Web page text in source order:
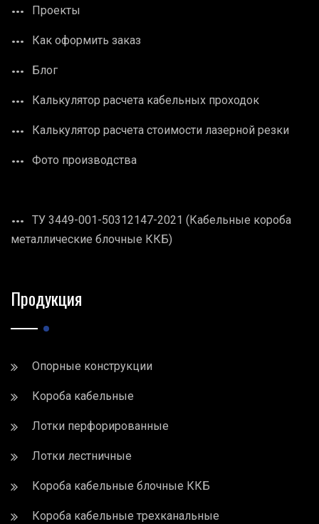
Проекты
Как оформить заказ
Блог
Калькулятор расчета кабельных проходок
Калькулятор расчета стоимости лазерной резки
Фото производства
ТУ 3449-001-50312147-2021 (Кабельные короба
металлические блочные ККБ)
Продукция
Опорные конструкции
Короба кабельные
Лотки перфорированные
Лотки лестничные
Короба кабельные блочные ККБ
Короба кабельные трехканальные